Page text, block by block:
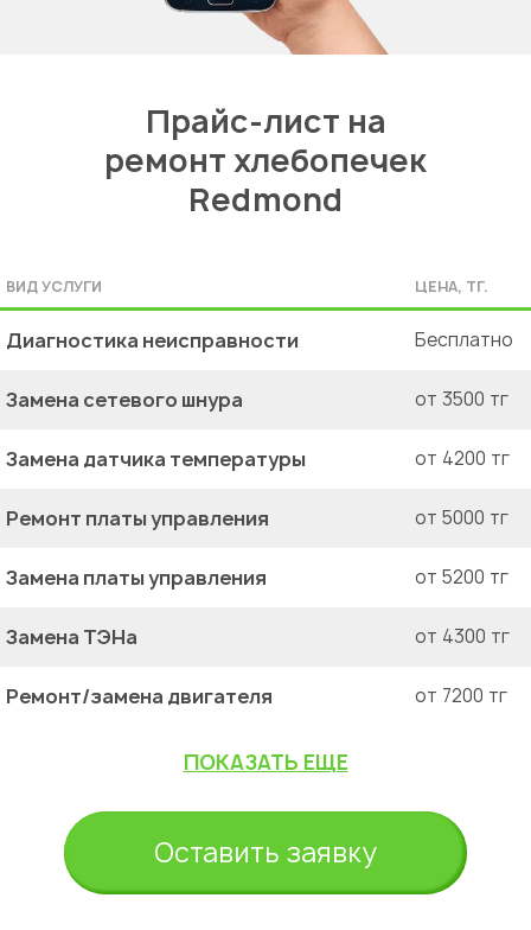
Прайс-лист на
ремонт хлебопечек
Redmond
ВИД УСЛУГИ ЦЕНА, ТГ.
Диагностика неисправности Бесплатно
Замена сетевого шнура от 3500 тг
Замена датчика температуры от 4200 тг
Ремонт платы управления от 5000 тг
Замена платы управления от 5200 тг
Замена ТЭНа от 4300 тг
Ремонт/замена двигателя от 7200 тг
ПОКАЗАТЬ ЕЩЕ
Оставить заявку